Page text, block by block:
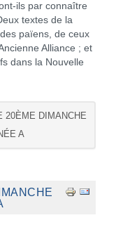
ils par connaître
textes de la
païens, de ceux
Alliance ; et
dans la Nouvelle
20ÈME DIMANCHE
A